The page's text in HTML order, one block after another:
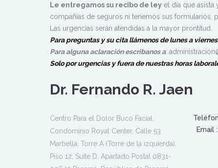
Le entregamos su recibo de ley el día que asista
compañías de seguros ni tenemos sus formularios,
Las urgencias serán atendidas a la mayor prontitud.
Para preguntas y su citallámenosde lunes a
Para alguna aclaración escribanos a:
Solo por urgencias y fuera de nuestras horas
Dr. Fernando R. Jaen
Centro Para el Dolor Buco Facial.
Condominio Royal Center, Calle 53
Marbella, Torre A (Torre de la izquierda),
Piso 12, Suite D. Apartado Postal 0831-
Email :